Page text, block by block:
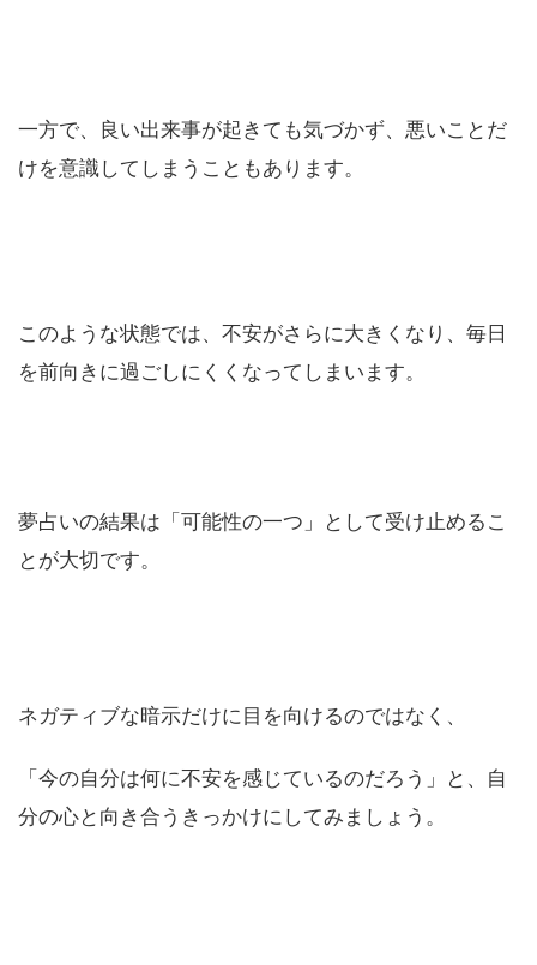
一方で、良い出来事が起きても気づかず、悪いことだ
けを意識してしまうこともあります。
このような状態では、不安がさらに大きくなり、毎日
を前向きに過ごしにくくなってしまいます。
夢占いの結果は「可能性の一つ」として受け止めるこ
とが大切です。
ネガティブな暗示だけに目を向けるのではなく、
「今の自分は何に不安を感じているのだろう」と、自
分の心と向き合うきっかけにしてみましょう。